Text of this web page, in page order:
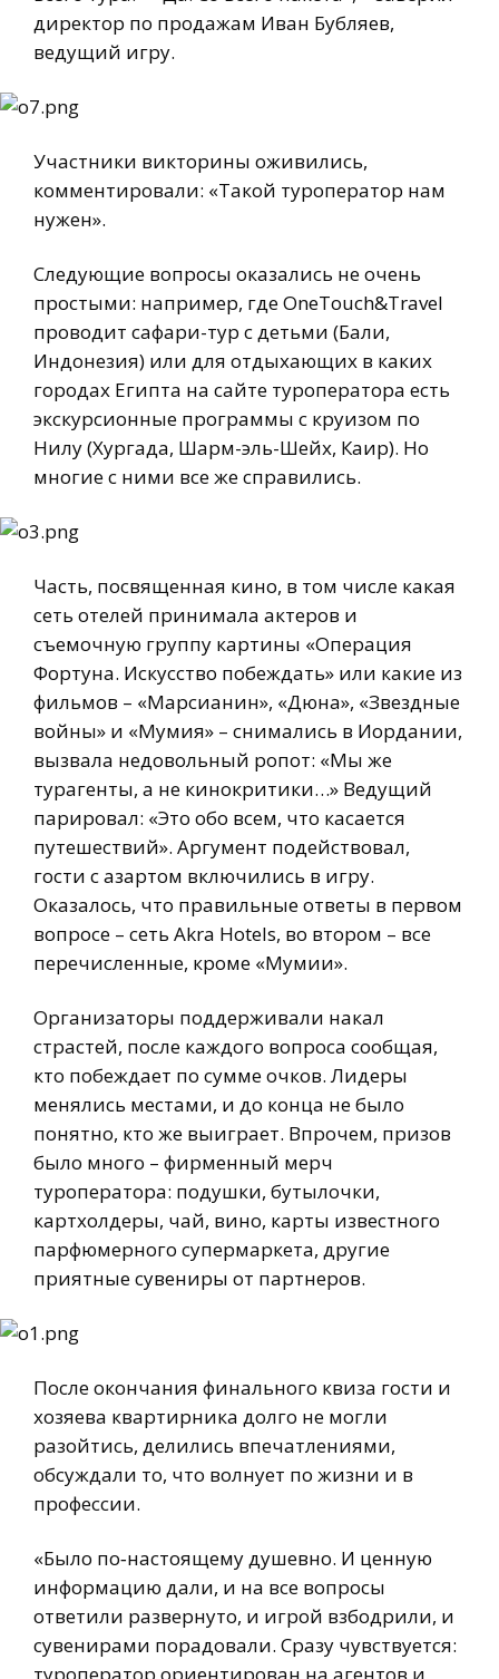
директор по продажам Иван Бубляев,
ведущий игру.
Участники викторины оживились,
комментировали: «Такой туроператор нам
нужен».
Следующие вопросы оказались не очень
простыми: например, где OneTouch&Travel
проводит сафари-тур с детьми (Бали,
Индонезия) или для отдыхающих в каких
городах Египта на сайте туроператора есть
экскурсионные программы с круизом по
Нилу (Хургада, Шарм-эль-Шейх, Каир). Но
многие с ними все же справились.
Часть, посвященная кино, в том числе какая
сеть отелей принимала актеров и
съемочную группу картины «Операция
Фортуна. Искусство побеждать» или какие из
фильмов – «Марсианин», «Дюна», «Звездные
войны» и «Мумия» – снимались в Иордании,
вызвала недовольный ропот: «Мы же
турагенты, а не кинокритики…» Ведущий
парировал: «Это обо всем, что касается
путешествий». Аргумент подействовал,
гости с азартом включились в игру.
Оказалось, что правильные ответы в первом
вопросе – сеть Akra Hotels, во втором – все
перечисленные, кроме «Мумии».
Организаторы поддерживали накал
страстей, после каждого вопроса сообщая,
кто побеждает по сумме очков. Лидеры
менялись местами, и до конца не было
понятно, кто же выиграет. Впрочем, призов
было много – фирменный мерч
туроператора: подушки, бутылочки,
картхолдеры, чай, вино, карты известного
парфюмерного супермаркета, другие
приятные сувениры от партнеров.
После окончания финального квиза гости и
хозяева квартирника долго не могли
разойтись, делились впечатлениями,
обсуждали то, что волнует по жизни и в
профессии.
«Было по‑настоящему душевно. И ценную
информацию дали, и на все вопросы
ответили развернуто, и игрой взбодрили, и
сувенирами порадовали. Сразу чувствуется:
туроператор ориентирован на агентов и